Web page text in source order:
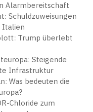
Alarmbereitschaft
Schuldzuweisungen
Italien
Trump überlebt
Steigende
Infrastruktur
Was bedeuten die
Chloride zum